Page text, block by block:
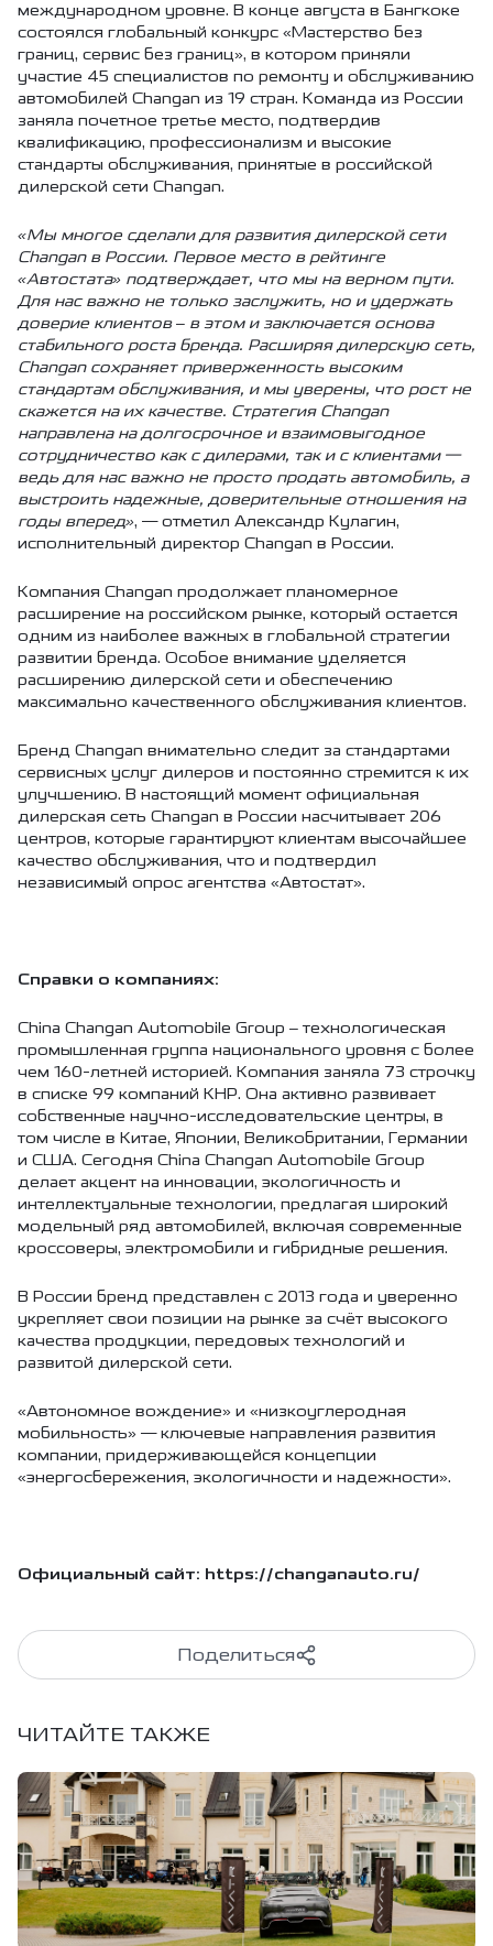
международном уровне. В конце августа в Бангкоке
состоялся глобальный конкурс «Мастерство без
границ, сервис без границ», в котором приняли
участие 45 специалистов по ремонту и обслуживанию
автомобилей Changan из 19 стран. Команда из России
заняла почетное третье место, подтвердив
квалификацию, профессионализм и высокие
стандарты обслуживания, принятые в российской
дилерской сети Changan.
«Мы многое сделали для развития дилерской сети
Changan в России. Первое место в рейтинге
«Автостата» подтверждает, что мы на верном пути.
Для нас важно не только заслужить, но и удержать
доверие клиентов – в этом и заключается основа
стабильного роста бренда. Расширяя дилерскую сеть,
Changan сохраняет приверженность высоким
стандартам обслуживания, и мы уверены, что рост не
скажется на их качестве. Стратегия Changan
направлена на долгосрочное и взаимовыгодное
сотрудничество как с дилерами, так и с клиентами —
ведь для нас важно не просто продать автомобиль, а
выстроить надежные, доверительные отношения на
годы вперед», — отметил Александр Кулагин,
исполнительный директор Changan в России.
Компания Changan продолжает планомерное
расширение на российском рынке, который остается
одним из наиболее важных в глобальной стратегии
развитии бренда. Особое внимание уделяется
расширению дилерской сети и обеспечению
максимально качественного обслуживания клиентов.
Бренд Changan внимательно следит за стандартами
сервисных услуг дилеров и постоянно стремится к их
улучшению. В настоящий момент официальная
дилерская сеть Changan в России насчитывает 206
центров, которые гарантируют клиентам высочайшее
качество обслуживания, что и подтвердил
независимый опрос агентства «Автостат».
Справки о компаниях:
China Changan Automobile Group – технологическая
промышленная группа национального уровня с более
чем 160-летней историей. Компания заняла 73 строчку
в списке 99 компаний КНР. Она активно развивает
собственные научно-исследовательские центры, в
том числе в Китае, Японии, Великобритании, Германии
и США. Сегодня China Changan Automobile Group
делает акцент на инновации, экологичность и
интеллектуальные технологии, предлагая широкий
модельный ряд автомобилей, включая современные
кроссоверы, электромобили и гибридные решения.
В России бренд представлен с 2013 года и уверенно
укрепляет свои позиции на рынке за счёт высокого
качества продукции, передовых технологий и
развитой дилерской сети.
«Автономное вождение» и «низкоуглеродная
мобильность» — ключевые направления развития
компании, придерживающейся концепции
«энергосбережения, экологичности и надежности».
Официальный сайт: https://changanauto.ru/
Поделиться
ЧИТАЙТЕ ТАКЖЕ